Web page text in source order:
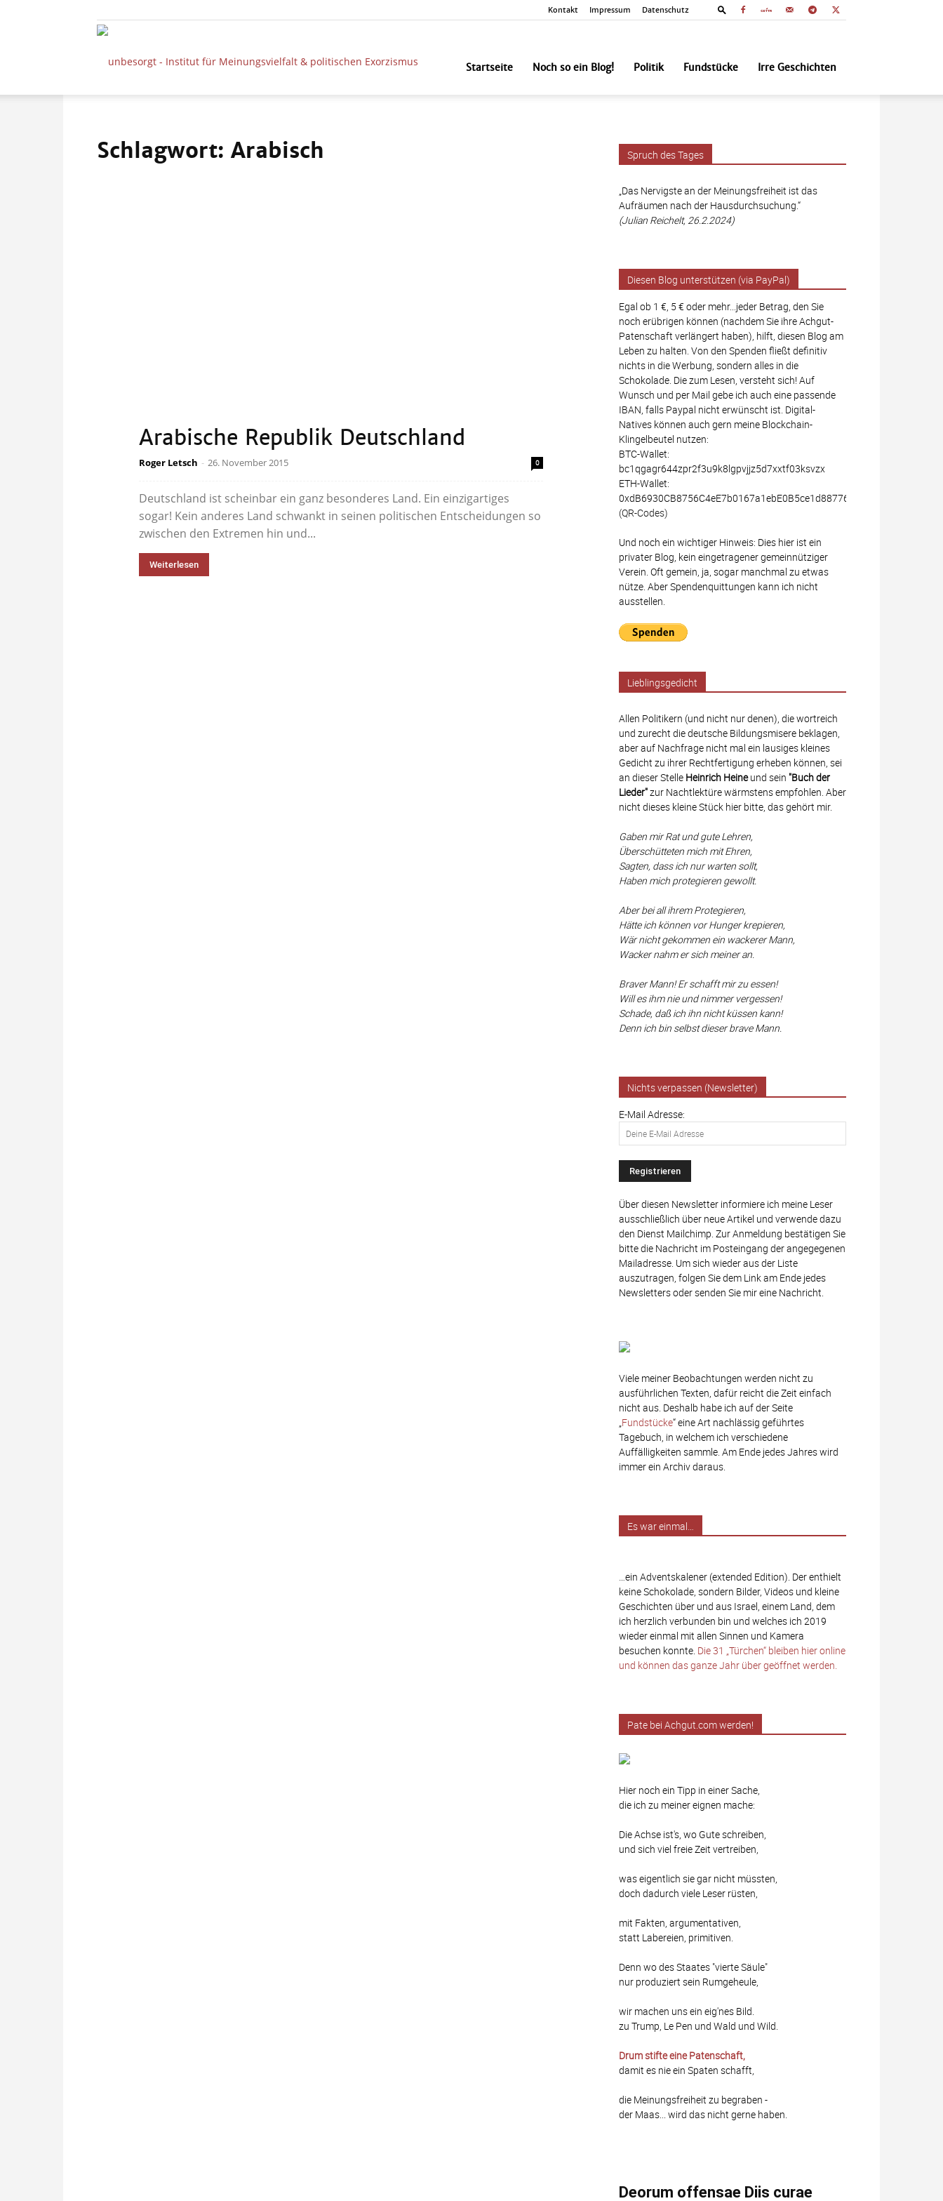
Kontakt Impressum Datenschutz
Startseite Noch so ein Blog! Politik Fundstücke Irre Geschichten
Schlagwort: Arabisch
Arabische Republik Deutschland
Roger Letsch - 26. November 2015 0
Deutschland ist scheinbar ein ganz besonderes Land. Ein einzigartiges
sogar! Kein anderes Land schwankt in seinen politischen Entscheidungen so
zwischen den Extremen hin und...
Weiterlesen
Spruch des Tages
„Das Nervigste an der Meinungsfreiheit ist das
Aufräumen nach der Hausdurchsuchung.“
(Julian Reichelt, 26.2.2024)
Diesen Blog unterstützen (via PayPal)
Egal ob 1 €, 5 € oder mehr...jeder Betrag, den Sie
noch erübrigen können (nachdem Sie ihre Achgut-
Patenschaft verlängert haben), hilft, diesen Blog am
Leben zu halten. Von den Spenden fließt definitiv
nichts in die Werbung, sondern alles in die
Schokolade. Die zum Lesen, versteht sich! Auf
Wunsch und per Mail gebe ich auch eine passende
IBAN, falls Paypal nicht erwünscht ist. Digital-
Natives können auch gern meine Blockchain-
Klingelbeutel nutzen:
BTC-Wallet:
bc1qgagr644zpr2f3u9k8lgpvjjz5d7xxtf03ksvzx
ETH-Wallet:
0xdB6930CB8756C4eE7b0167a1ebE0B5ce1d887766
(QR-Codes)
Und noch ein wichtiger Hinweis: Dies hier ist ein
privater Blog, kein eingetragener gemeinnütziger
Verein. Oft gemein, ja, sogar manchmal zu etwas
nütze. Aber Spendenquittungen kann ich nicht
ausstellen.
Lieblingsgedicht
Allen Politikern (und nicht nur denen), die wortreich
und zurecht die deutsche Bildungsmisere beklagen,
aber auf Nachfrage nicht mal ein lausiges kleines
Gedicht zu ihrer Rechtfertigung erheben können, sei
an dieser Stelle Heinrich Heineund sein "Buch der
Lieder"zur Nachtlektüre wärmstens empfohlen. Aber
nicht dieses kleine Stück hier bitte, das gehört mir.
Gaben mir Rat und gute Lehren,
Überschütteten mich mit Ehren,
Sagten, dass ich nur warten sollt,
Haben mich protegieren gewollt.
Aber bei all ihrem Protegieren,
Hätte ich können vor Hunger krepieren,
Wär nicht gekommen ein wackerer Mann,
Wacker nahm er sich meiner an.
Braver Mann! Er schafft mir zu essen!
Will es ihm nie und nimmer vergessen!
Schade, daß ich ihn nicht küssen kann!
Denn ich bin selbst dieser brave Mann.
Nichts verpassen (Newsletter)
E-Mail Adresse:
Über diesen Newsletter informiere ich meine Leser
ausschließlich über neue Artikel und verwende dazu
den Dienst Mailchimp. Zur Anmeldung bestätigen Sie
bitte die Nachricht im Posteingang der angegegenen
Mailadresse. Um sich wieder aus der Liste
auszutragen, folgen Sie dem Link am Ende jedes
Newsletters oder senden Sie mir eine Nachricht.
Viele meiner Beobachtungen werden nicht zu
ausführlichen Texten, dafür reicht die Zeit einfach
nicht aus. Deshalb habe ich auf der Seite
„Fundstücke“ eine Art nachlässig geführtes
Tagebuch, in welchem ich verschiedene
Auffälligkeiten sammle. Am Ende jedes Jahres wird
immer ein Archiv daraus.
Es war einmal…
…ein Adventskalener (extended Edition). Der enthielt
keine Schokolade, sondern Bilder, Videos und kleine
Geschichten über und aus Israel, einem Land, dem
ich herzlich verbunden bin und welches ich 2019
wieder einmal mit allen Sinnen und Kamera
besuchen konnte. Die 31 „Türchen“ bleiben hier online
und können das ganze Jahr über geöffnet werden.
Pate bei Achgut.com werden!
Hier noch ein Tipp in einer Sache,
die ich zu meiner eignen mache:
Die Achse ist's, wo Gute schreiben,
und sich viel freie Zeit vertreiben,
was eigentlich sie gar nicht müssten,
doch dadurch viele Leser rüsten,
mit Fakten, argumentativen,
statt Labereien, primitiven.
Denn wo des Staates "vierte Säule"
nur produziert sein Rumgeheule,
wir machen uns ein eig'nes Bild.
zu Trump, Le Pen und Wald und Wild.
Drum stifte eine Patenschaft,
damit es nie ein Spaten schafft,
die Meinungsfreiheit zu begraben -
der Maas... wird das nicht gerne haben.
Deorum offensae Diis curae